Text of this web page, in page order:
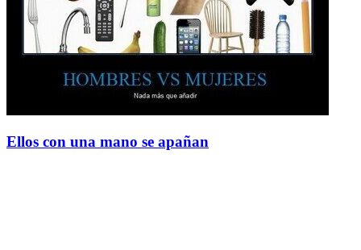
Ellos con una mano se apañan